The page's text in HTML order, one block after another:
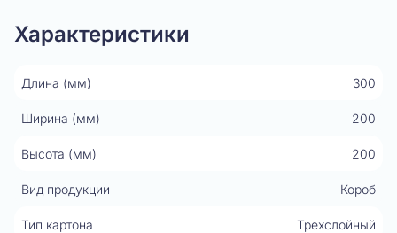
Характеристики
Длина (мм) 300
Ширина (мм) 200
Высота (мм) 200
Вид продукции Короб
Тип картона Трехслойный